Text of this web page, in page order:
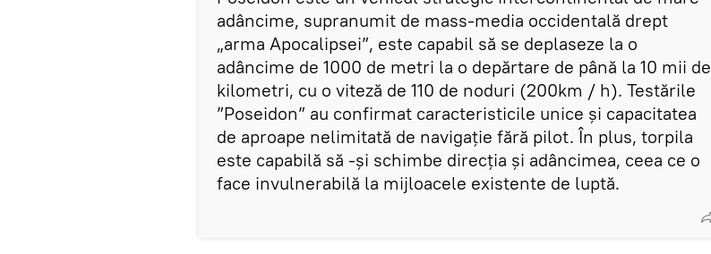
adâncime, supranumit de mass-media occidentală drept
„arma Apocalipsei”, este capabil să se deplaseze la o
adâncime de 1000 de metri la o depărtare de până la 10 mii de
kilometri, cu o viteză de 110 de noduri (200km / h). Testările
”Poseidon” au confirmat caracteristicile unice și capacitatea
de aproape nelimitată de navigație fără pilot. În plus, torpila
este capabilă să -și schimbe direcția și adâncimea, ceea ce o
face invulnerabilă la mijloacele existente de luptă.